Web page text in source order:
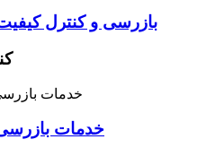
بازرسی و کنترل
خدمات